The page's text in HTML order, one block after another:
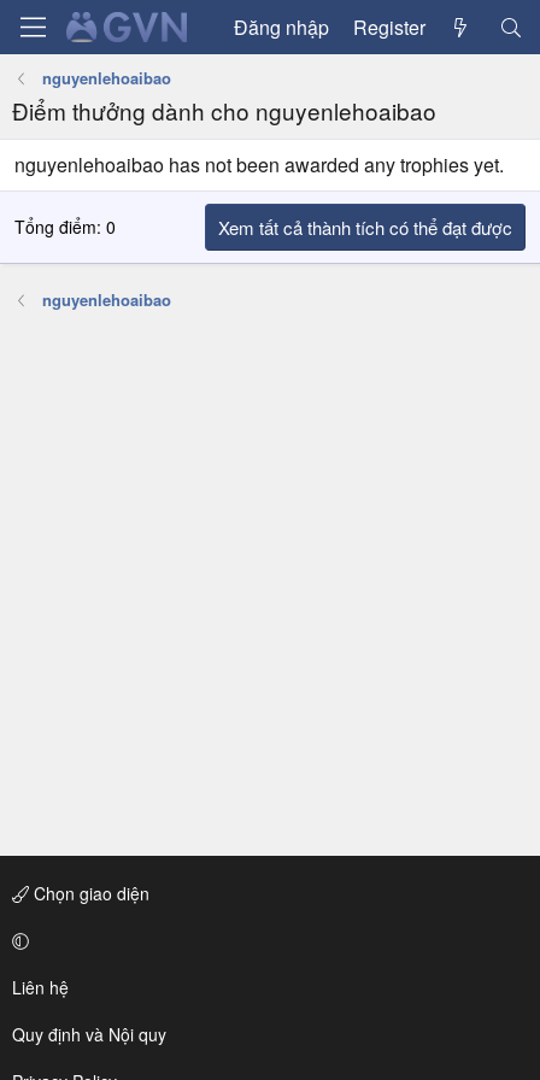
Đăng nhập Register
nguyenlehoaibao
Điểm thưởng dành cho nguyenlehoaibao
nguyenlehoaibao has not been awarded any trophies yet.
Tổng điểm: 0 Xem tất cả thành tích có thể đạt được
nguyenlehoaibao
Chọn giao diện
Liên hệ
Quy định và Nội quy